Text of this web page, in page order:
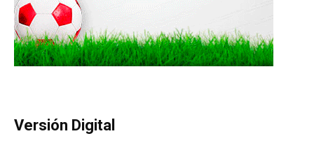
Versión Digital